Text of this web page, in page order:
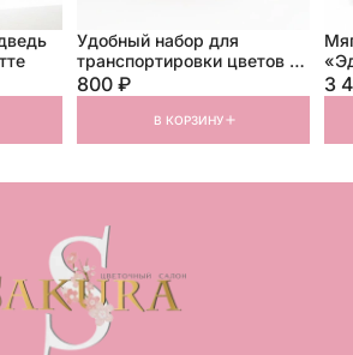
Удобный набор для
транспортировки цветов и
букетов размер «М»
800 ₽
В КОРЗИНУ
3